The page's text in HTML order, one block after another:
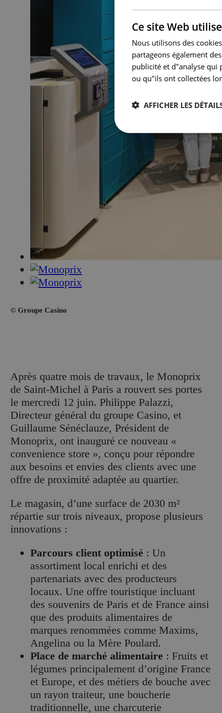
© Groupe Casino
Après quatre mois de travaux, le Monoprix
de Saint-Michel à Paris a rouvert ses portes
le mercredi 12 juin. Philippe Palazzi,
Directeur général du groupe Casino, et
Guillaume Sénéclauze, Président de
Monoprix, ont inauguré ce nouveau «
convenience store », conçu pour répondre
aux besoins et envies des clients avec une
offre de proximité adaptée au quartier.
Le magasin, d’une surface de 2030 m²
répartie sur trois niveaux, propose plusieurs
innovations :
Parcours client optimisé : Un
assortiment local enrichi et des
partenariats avec des producteurs
locaux. Une offre touristique incluant
des souvenirs de Paris et de France ainsi
que des produits alimentaires de
marques renommées comme Maxims,
Angelina ou la Mère Poulard.
Place de marché alimentaire : Fruits et
légumes principalement d’origine France
et Europe, et des métiers de bouche avec
un rayon traiteur, une boucherie
traditionnelle, une charcuterie
Ce site Web
Nous utilisons des
partageons également
publicité et d"analyse qui
ou qu"ils ont collectées
AFFICHER LES